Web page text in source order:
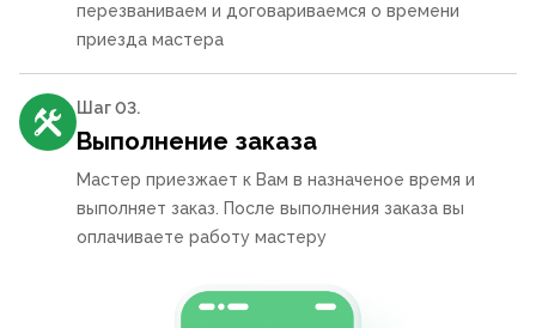
перезваниваем и договариваемся о времени
приезда мастера
Шаг 03.
Выполнение заказа
Мастер приезжает к Вам в назначеное время и
выполняет заказ. После выполнения заказа вы
оплачиваете работу мастеру